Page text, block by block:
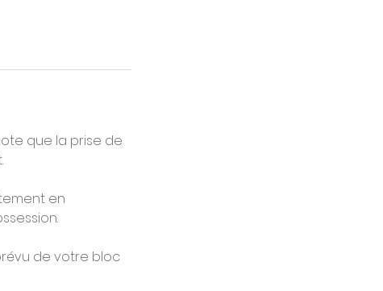
que la prise de
en
de votre bloc